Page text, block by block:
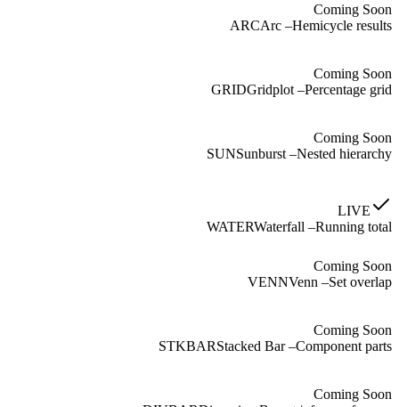
Coming Soon
ARCArc –Hemicycle results
Coming Soon
GRIDGridplot –Percentage grid
Coming Soon
SUNSunburst –Nested hierarchy
LIVE
WATERWaterfall –Running total
Coming Soon
VENNVenn –Set overlap
Coming Soon
STKBARStacked Bar–Component parts
Coming Soon